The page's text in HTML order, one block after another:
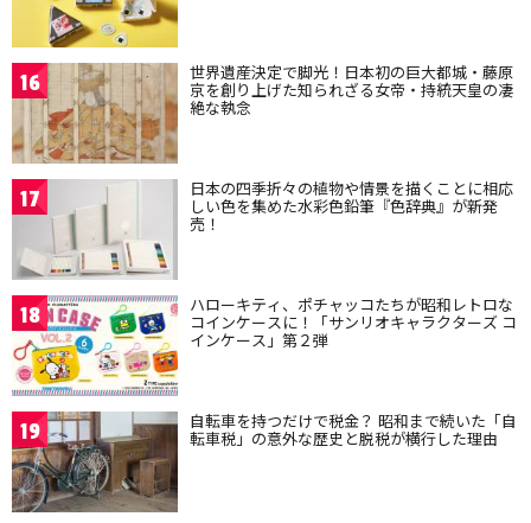
16 世界遺産決定で脚光！日本初の巨大都城・藤原
京を創り上げた知られざる女帝・持統天皇の凄
絶な執念
17 日本の四季折々の植物や情景を描くことに相応
しい色を集めた水彩色鉛筆『色辞典』が新発
売！
18 ハローキティ、ポチャッコたちが昭和レトロな
コインケースに！「サンリオキャラクターズ コ
インケース」第２弾
19 自転車を持つだけで税金？ 昭和まで続いた「自
転車税」の意外な歴史と脱税が横行した理由